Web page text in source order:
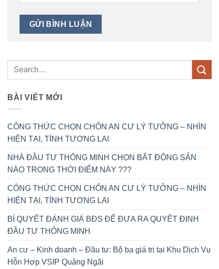
BÀI VIẾT MỚI
CÔNG THỨC CHỌN CHỐN AN CƯ LÝ TƯỞNG – NHÌN
HIỆN TẠI, TÍNH TƯƠNG LAI
NHÀ ĐẦU TƯ THÔNG MINH CHỌN BẤT ĐỘNG SẢN
NÀO TRONG THỜI ĐIỂM NÀY ???
CÔNG THỨC CHỌN CHỐN AN CƯ LÝ TƯỞNG – NHÌN
HIỆN TẠI, TÍNH TƯƠNG LAI
BÍ QUYẾT ĐÁNH GIÁ BĐS ĐỂ ĐƯA RA QUYẾT ĐỊNH
ĐẦU TƯ THÔNG MINH
An cư – Kinh doanh – Đầu tư: Bộ ba giá trị tại Khu Dịch Vụ
Hỗn Hợp VSIP Quảng Ngãi